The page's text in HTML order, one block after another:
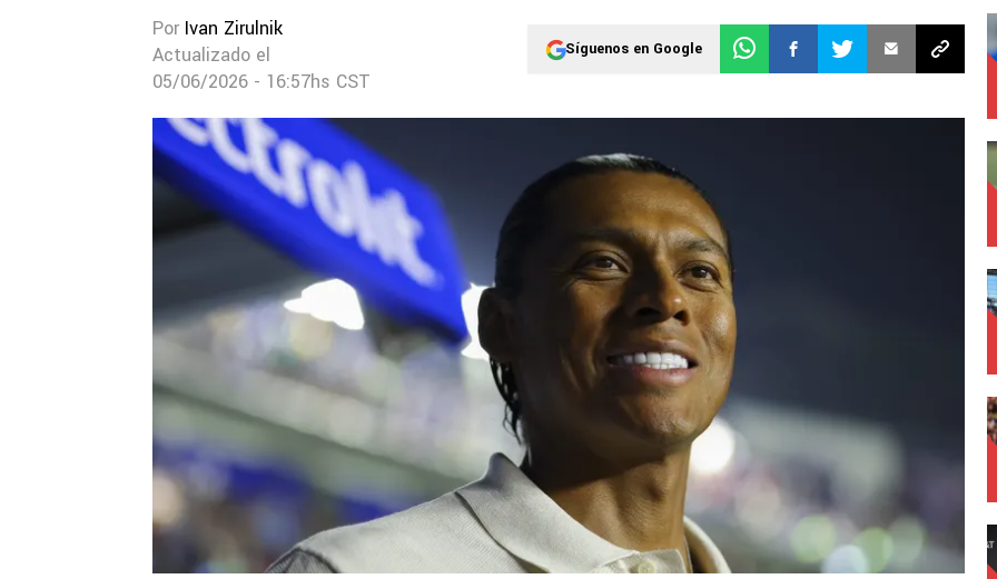
Por Ivan Zirulnik
Actualizado el
05/06/2026 - 16:57hs CST
Síguenos en Google